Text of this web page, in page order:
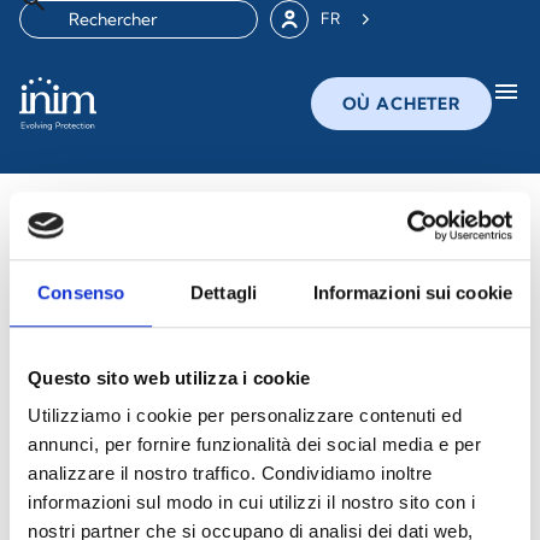
Consenso Dettagli Informazioni sui cookie
Questo sito web utilizza i cookie
Utilizziamo i cookie per personalizzare contenuti ed
annunci, per fornire funzionalità dei social media e per
analizzare il nostro traffico. Condividiamo inoltre
informazioni sul modo in cui utilizzi il nostro sito con i
nostri partner che si occupano di analisi dei dati web,
FR
OÙ ACHETER menu
Lanceurs d'alerte
Le lancement d’alerte est un processus par lequel toute
personne travaillant ou collaborant avec une
organisation, publique ou privée, peut signaler des
violations de la réglementation nationale ou
communautaire, ou des comportements illicites dont
elle a eu connaissance dans le cadre de son travail et
qui portent atteinte à l’intérêt public ou à l’intégrité de
l’administration publique ou de l’organisme privé.